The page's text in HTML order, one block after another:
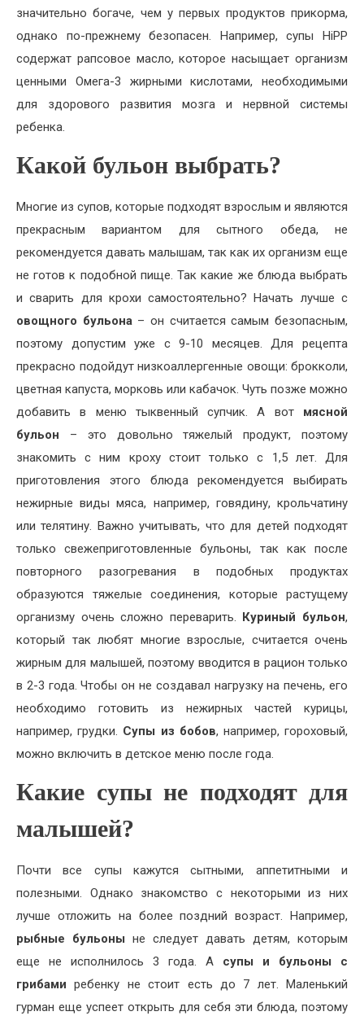
значительно богаче, чем у первых продуктов прикорма,
однако по-прежнему безопасен. Например, супы HiPP
содержат рапсовое масло, которое насыщает организм
ценными Омега-3 жирными кислотами, необходимыми
для здорового развития мозга и нервной системы
ребенка.
Какой бульон выбрать?
Многие из супов, которые подходят взрослым и являются
прекрасным вариантом для сытного обеда, не
рекомендуется давать малышам, так как их организм еще
не готов к подобной пище. Так какие же блюда выбрать
и сварить для крохи самостоятельно? Начать лучше с
овощного бульона– он считается самым безопасным,
поэтому допустим уже с 9-10 месяцев. Для рецепта
прекрасно подойдут низкоаллергенные овощи: брокколи,
цветная капуста, морковь или кабачок. Чуть позже можно
добавить в меню тыквенный супчик. А вот мясной
бульон – это довольно тяжелый продукт, поэтому
знакомить с ним кроху стоит только с 1,5 лет. Для
приготовления этого блюда рекомендуется выбирать
нежирные виды мяса, например, говядину, крольчатину
или телятину. Важно учитывать, что для детей подходят
только свежеприготовленные бульоны, так как после
повторного разогревания в подобных продуктах
образуются тяжелые соединения, которые растущему
организму очень сложно переварить. Куриный бульон,
который так любят многие взрослые, считается очень
жирным для малышей, поэтому вводится в рацион только
в 2-3 года. Чтобы он не создавал нагрузку на печень, его
необходимо готовить из нежирных частей курицы,
например, грудки. Супы из бобов, например, гороховый,
можно включить в детское меню после года.
Какие супы не подходят для
малышей?
Почти все супы кажутся сытными, аппетитными и
полезными. Однако знакомство с некоторыми из них
лучше отложить на более поздний возраст. Например,
рыбные бульоны не следует давать детям, которым
еще не исполнилось 3 года. А супы и бульоны с
грибами ребенку не стоит есть до 7 лет. Маленький
гурман еще успеет открыть для себя эти блюда, поэтому